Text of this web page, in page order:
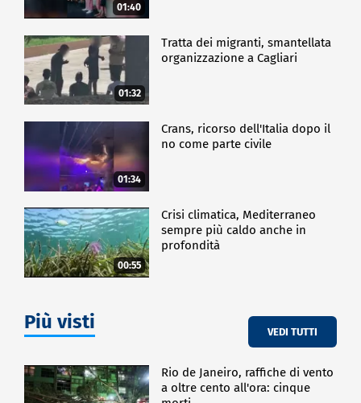
01:40
01:32
Tratta dei migranti, smantellata
organizzazione a Cagliari
01:34
Crans, ricorso dell'Italia dopo il
no come parte civile
00:55
Crisi climatica, Mediterraneo
sempre più caldo anche in
profondità
Più visti VEDI TUTTI
Rio de Janeiro, raffiche di vento
a oltre cento all'ora: cinque